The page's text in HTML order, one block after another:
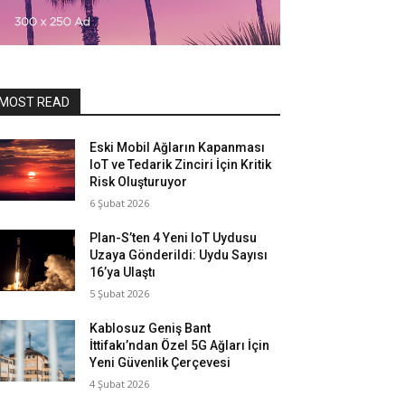
READ
Eski Mobil Ağların Kapanması
IoT ve Tedarik Zinciri İçin Kritik
Risk Oluşturuyor
6 Şubat 2026
Plan-S’ten 4 Yeni IoT Uydusu
Uzaya Gönderildi: Uydu Sayısı
16’ya Ulaştı
5 Şubat 2026
Kablosuz Geniş Bant
İttifakı’ndan Özel 5G Ağları İçin
Yeni Güvenlik Çerçevesi
4 Şubat 2026